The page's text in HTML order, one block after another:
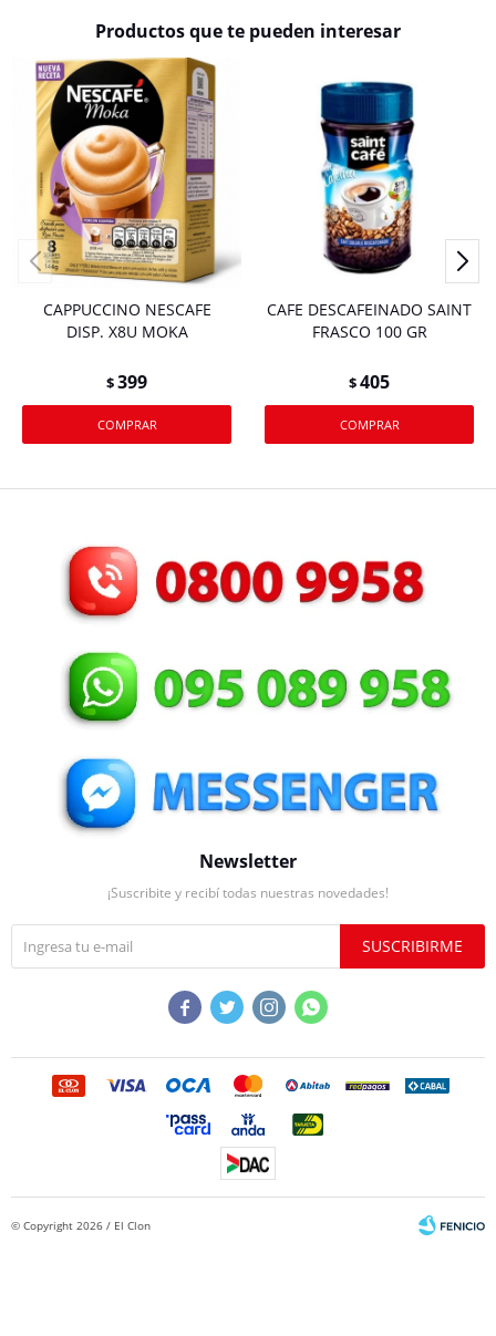
Productos que te pueden interesar
CAPPUCCINO NESCAFE
DISP. X8U MOKA
$399
CAFE DESCAFEINADO SAINT
FRASCO 100 GR
$405
Newsletter
¡Suscribite y recibí todas nuestras novedades!
SUSCRIBIRME
   
© Copyright 2026 / El Clon